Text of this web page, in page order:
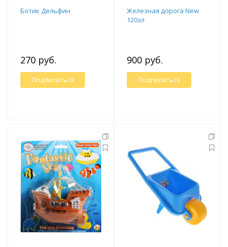
Ботик Дельфин
270 руб.
Подписаться
Железная дорога New
120эл
900 руб.
Подписаться